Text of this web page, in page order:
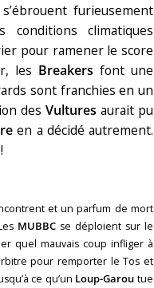
furieusement
climatiques
pour ramener le score
les Breakers font une
sont franchies en un
des Vultures aurait pu
en a décidé autrement.
!
et un parfum de mort
MUBBCse déploient sur le
quel mauvais coup infliger à
pour remporter le Tos et
ce qu’un Loup-Garou tue